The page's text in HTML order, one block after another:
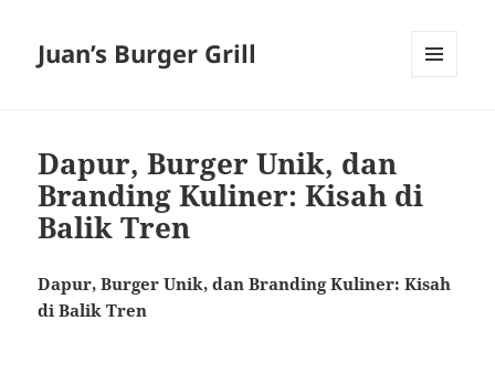
Juan’s Burger Grill
Dapur, Burger Unik, dan
Branding Kuliner: Kisah di
Balik Tren
Dapur, Burger Unik, dan Branding Kuliner: Kisah
di Balik Tren